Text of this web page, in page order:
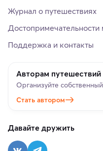
Журнал о путешествиях
Достопримечательности
Поддержка и контакты
Авторам путешествий
Организуйте
Стать автором
Давайте дружить